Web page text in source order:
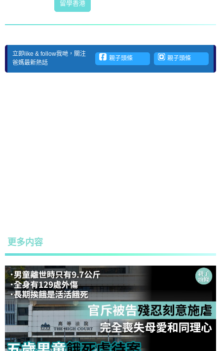
留學香港
立即like & follow我哋，關注
爸媽最新熱話
親子頭條 親子頭條
更多内容